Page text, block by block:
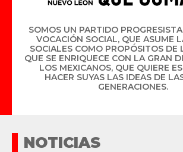
SOMOS UN PARTIDO
VOCACIÓN SOCIAL, QUE ASUME
SOCIALES COMO PROPÓSITOS DE
QUE SE ENRIQUECE CON LA GRAN
LOS MEXICANOS, QUE QUIERE
HACER SUYAS LAS IDEAS DE
GENERACIONES.
NOTICIAS